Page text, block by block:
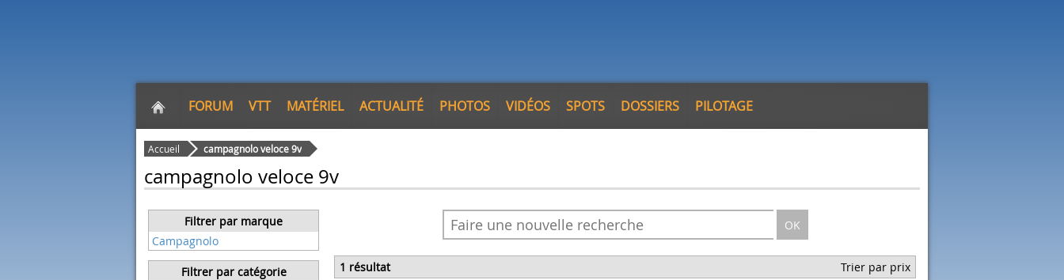
FORUM VTT MATÉRIEL ACTUALITÉ PHOTOS VIDÉOS SPOTS DOSSIERS PILOTAGE
Accueil campagnolo veloce 9v
campagnolo veloce 9v
Filtrer par marque
Campagnolo
Filtrer par catégorie
OK
1 résultat Trier par prix